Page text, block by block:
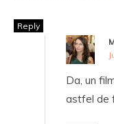
Reply
Da, un
astfel de